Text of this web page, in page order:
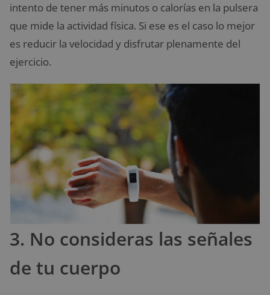
intento de tener más minutos o calorías en la pulsera
que mide la actividad física. Si ese es el caso lo mejor
es reducir la velocidad y disfrutar plenamente del
ejercicio.
3. No consideras las señales
de tu cuerpo